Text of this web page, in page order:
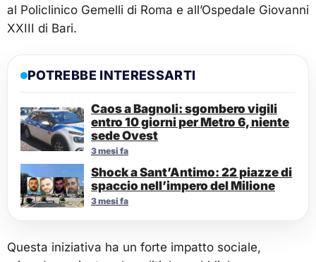
al Policlinico Gemelli di Roma e all’Ospedale Giovanni
XXIII di Bari.
POTREBBE INTERESSARTI
Caos a Bagnoli: sgombero vigili
entro 10 giorni per Metro 6, niente
sede Ovest
3 mesi fa
Shock a Sant’Antimo: 22 piazze di
spaccio nell’impero del Milione
3 mesi fa
Questa iniziativa ha un forte impatto sociale,